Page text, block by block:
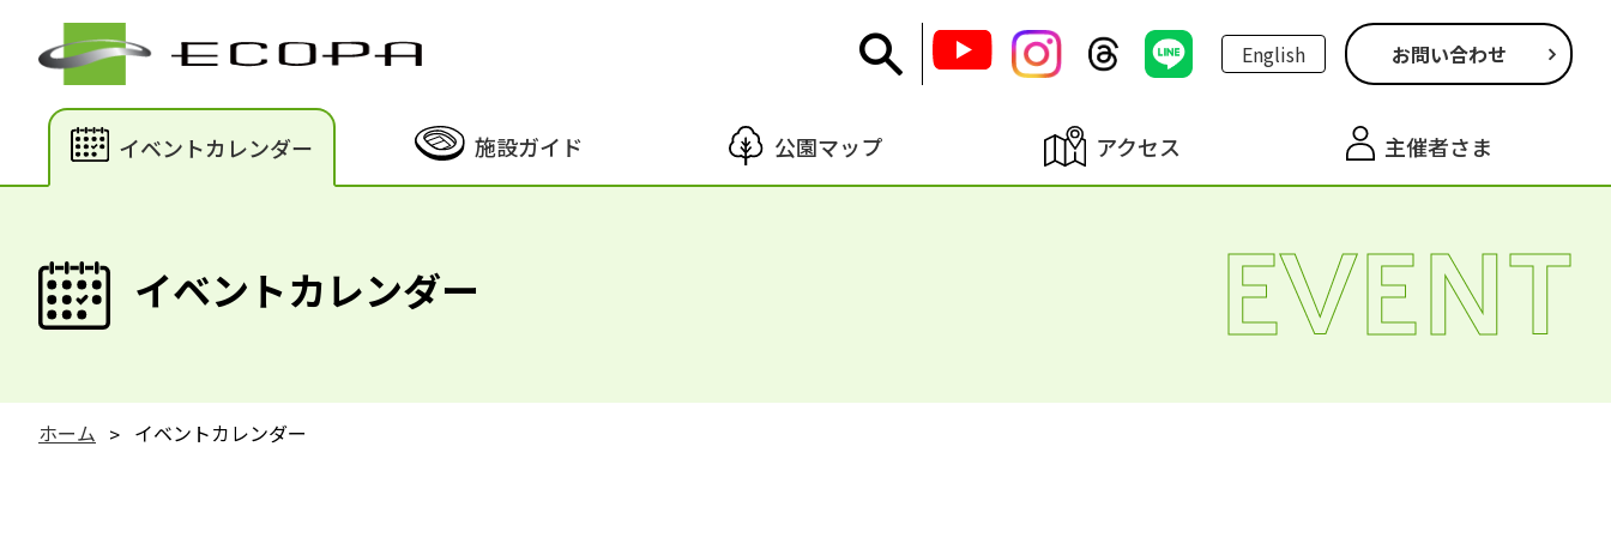
English お問い合わせ
イベントカレンダー 施設ガイド 公園マップ アクセス 主催者さま
イベントカレンダー EVENT
ホーム イベントカレンダー